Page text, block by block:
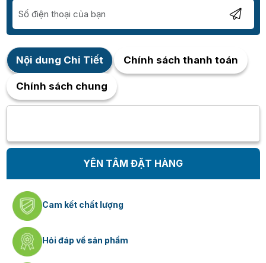
Nội dung Chi Tiết Chính sách thanh toán
Chính sách chung
YÊN TÂM ĐẶT HÀNG
Cam kết chất lượng
Hỏi đáp về sản phẩm